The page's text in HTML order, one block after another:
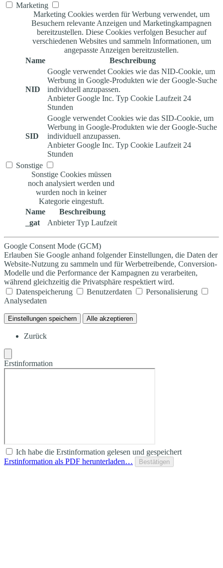
Marketing
Marketing Cookies werden für Werbung verwendet, um
Besuchern relevante Anzeigen und Marketingkampagnen
bereitzustellen. Diese Cookies verfolgen Besucher auf
verschiedenen Websites und sammeln Informationen, um
angepasste Anzeigen bereitzustellen.
Name
Beschreibung
NID
Google verwendet Cookies wie das NID-Cookie, um
Werbung in Google-Produkten wie der Google-Suche
individuell anzupassen.
Anbieter Google Inc. Typ Cookie Laufzeit 24
Stunden
SID
Google verwendet Cookies wie das SID-Cookie, um
Werbung in Google-Produkten wie der Google-Suche
individuell anzupassen.
Anbieter Google Inc. Typ Cookie Laufzeit 24
Stunden
Sonstige
Sonstige Cookies müssen
noch analysiert werden und
wurden noch in keiner
Kategorie eingestuft.
Name
Beschreibung
_gat
Anbieter Typ Laufzeit
Google Consent Mode (GCM)
Erlauben Sie Google anhand folgender Einstellungen, die Daten der
Website-Nutzung zu sammeln und für Werbetreibende, Conversion-
Modelle und die Performance der Kampagnen zu verarbeiten,
während gleichzeitig die Privatsphäre respektiert wird.
Datenspeicherung
Benutzerdaten
Personalisierung
Analysedaten
Einstellungen speichern Alle akzeptieren
Zurück
Erstinformation
Ich habe die Erstinformation gelesen und gespeichert
Erstinformation als PDF herunterladen…
Bestätigen